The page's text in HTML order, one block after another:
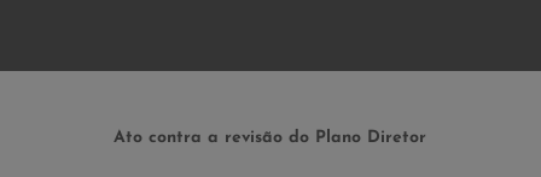
Ato contra a revisão do Plano Diretor